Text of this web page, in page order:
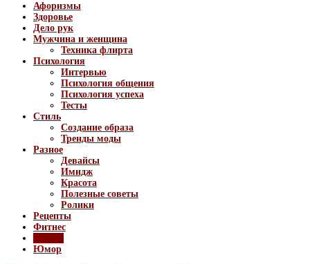
Афоризмы
Здоровье
Дело рук
Мужчина и женщина
Техника флирта
Психология
Интервью
Психология общения
Психология успеха
Тесты
Стиль
Создание образа
Тренды моды
Разное
Девайсы
Имидж
Красота
Полезные советы
Ролики
Рецепты
Фитнес
Юмор